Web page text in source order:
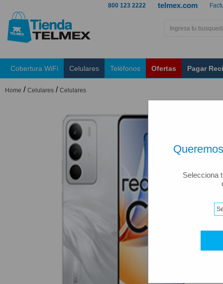
Selecciona
telmex.com
800 123 2222
Cobertura WiFi Celulares Teléfonos Ofertas Pagar
Home / Celulares / Celulares